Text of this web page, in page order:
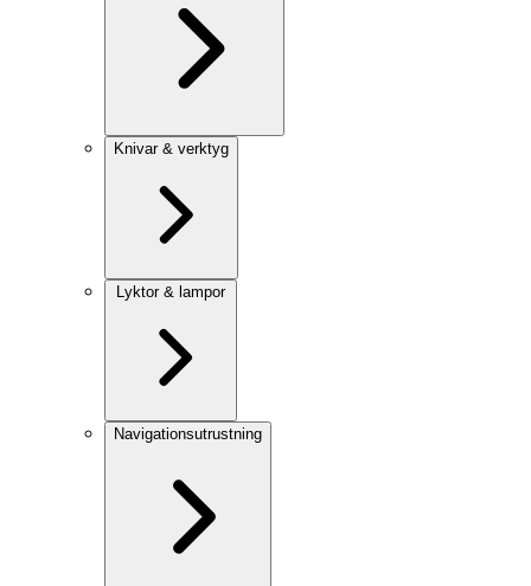
Knivar & verktyg
Lyktor & lampor
Navigationsutrustning